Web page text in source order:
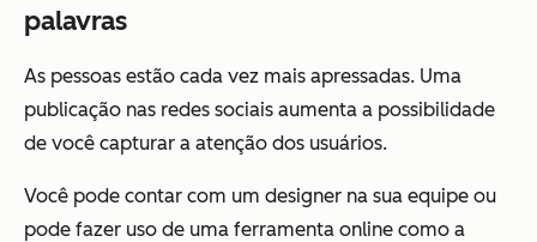
palavras
As pessoas estão cada vez mais apressadas. Uma
publicação nas redes sociais aumenta a possibilidade
de você capturar a atenção dos usuários.
Você pode contar com um designer na sua equipe ou
pode fazer uso de uma ferramenta online como a